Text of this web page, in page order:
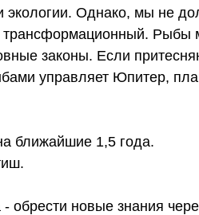
экологии. Однако, мы не
трансформационный. Рыбы
законы. Если
управляет Юпитер,
ближайшие 1,5 года.
обрести новые знания